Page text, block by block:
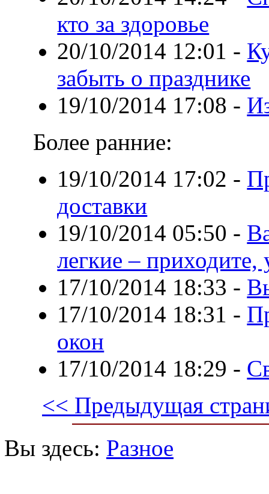
кто за здоровье
20/10/2014 12:01 -
забыть о празднике
19/10/2014 17:08 -
Более ранние:
19/10/2014 17:02 -
доставки
19/10/2014 05:50 -
легкие –
17/10/2014 18:33 -
17/10/2014 18:31 -
окон
17/10/2014 18:29 -
<< Предыдущая
Вы здесь: Разное